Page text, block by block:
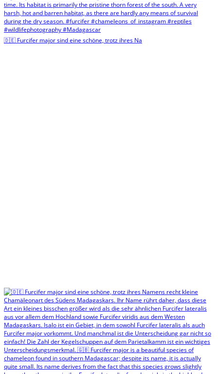
🇩🇪 Furcifer major sind eine schöne, trotz ihres Na